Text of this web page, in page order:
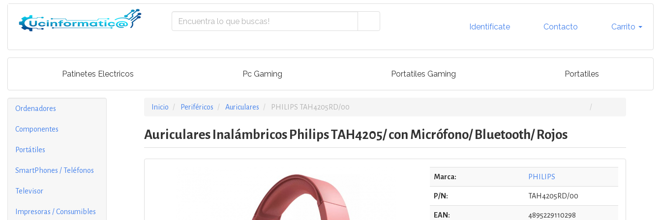
Identifícate Contacto Carrito
Patinetes Electricos Pc Gaming Portatiles Gaming Portatiles
Ordenadores
Componentes
Portátiles
SmartPhones / Teléfonos
Televisor
Impresoras / Consumibles
Inicio Periféricos Auriculares PHILIPS TAH4205RD/00
Auriculares Inalámbricos Philips TAH4205/ con Micrófono/ Bluetooth/ Rojos
Marca: PHILIPS
P/N: TAH4205RD/00
EAN: 4895229110298